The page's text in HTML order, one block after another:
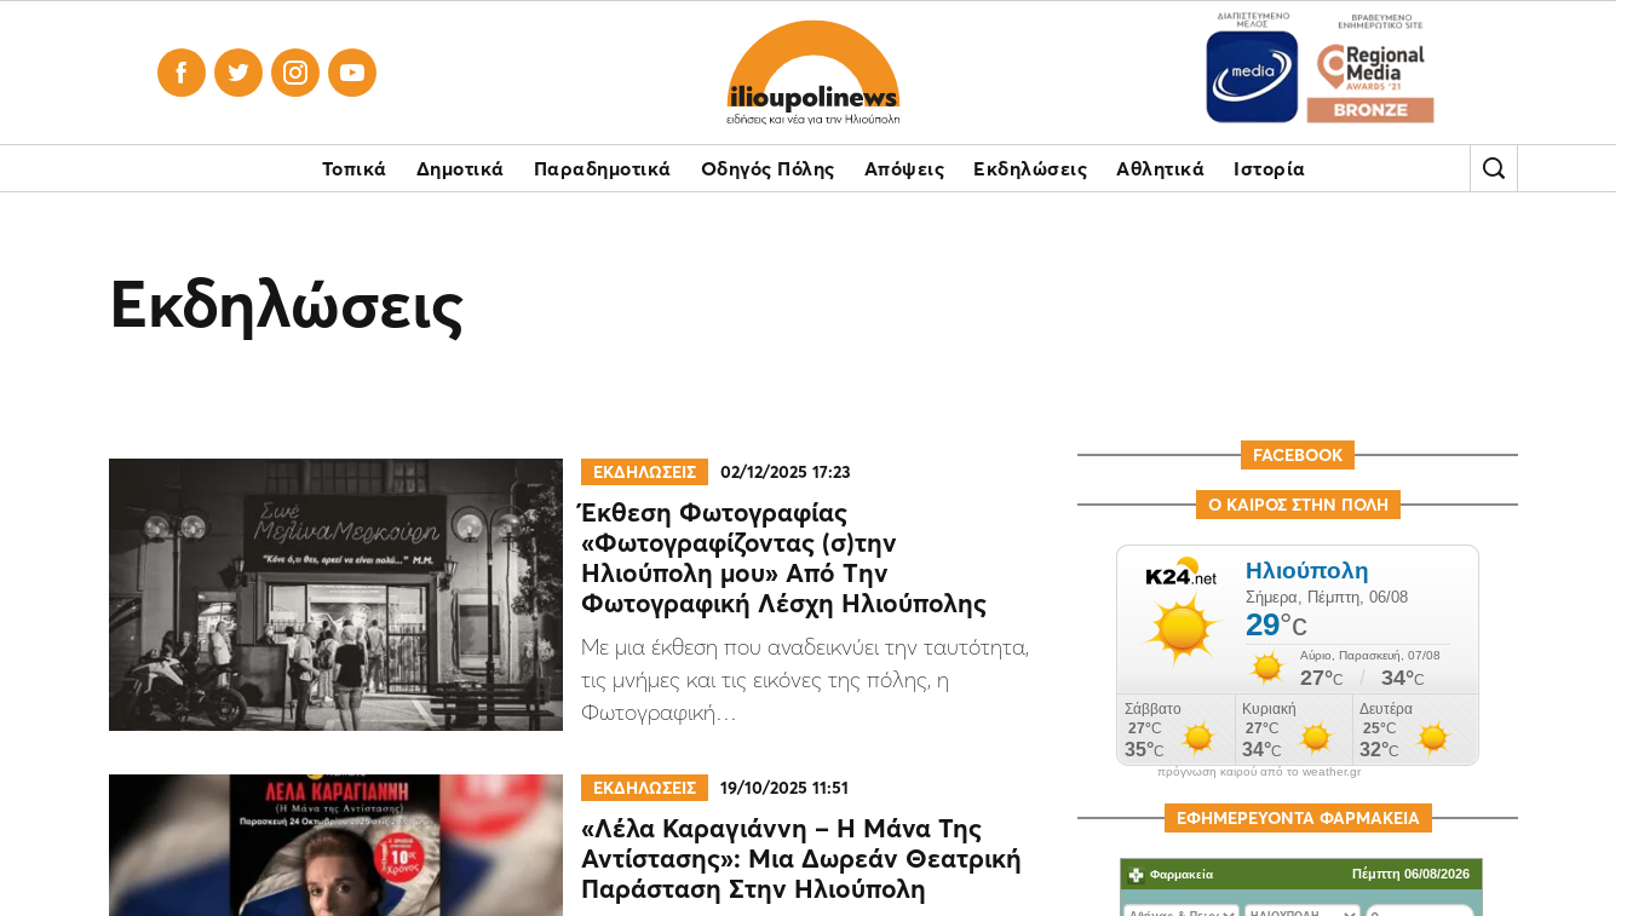
   
Τοπικά Δημοτικά Παραδημοτικά Οδηγός Πόλης Απόψεις Εκδηλώσεις Αθλητικά Ιστορία
Εκδηλώσεις
ΕΚΔΗΛΩΣΕΙΣ 02/12/2025 17:23
Έκθεση Φωτογραφίας
«Φωτογραφίζοντας (σ)την
Ηλιούπολη μου» Aπό Tην
Φωτογραφική Λέσχη Ηλιούπολης
Με μια έκθεση που αναδεικνύει την ταυτότητα,
τις μνήμες και τις εικόνες της πόλης, η
Φωτογραφική…
ΕΚΔΗΛΩΣΕΙΣ 19/10/2025 11:51
«Λέλα Καραγιάννη – Η Μάνα Της
Αντίστασης»: Μια Δωρεάν Θεατρική
Παράσταση Στην Ηλιούπολη
FACEBOOK
Ο ΚΑΙΡΟΣ ΣΤΗΝ ΠΟΛΗ
πρόγνωση καιρού από το weather.gr
ΕΦΗΜΕΡΕΥΟΝΤΑ ΦΑΡΜΑΚΕΙΑ